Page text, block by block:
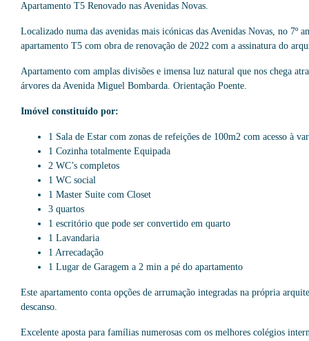
Apartamento T5 Renovado nas Avenidas Novas.
Localizado numa das avenidas mais icónicas das Avenidas Novas, no 7º
apartamento T5 com obra de renovação de 2022 com a assinatura do
Apartamento com amplas divisões e imensa luz natural que nos chega
árvores da Avenida Miguel Bombarda. Orientação Poente.
Imóvel constituído por:
1 Sala de Estar com zonas de refeições de 100m2 com acesso à
1 Cozinha totalmente Equipada
2 WC’s completos
1 WC social
1 Master Suite com Closet
3 quartos
1 escritório que pode ser convertido em quarto
1 Lavandaria
1 Arrecadação
1 Lugar de Garagem a 2 min a pé do apartamento
Este apartamento conta opções de arrumação integradas na própria
descanso.
Excelente aposta para famílias numerosas com os melhores colégios